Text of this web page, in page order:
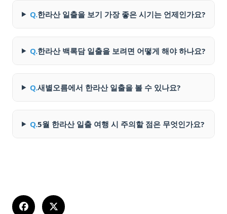
Q.한라산 일출을 보기 가장 좋은 시기는 언제인가요?
Q.한라산 백록담 일출을 보려면 어떻게 해야 하나요?
Q.새별오름에서 한라산 일출을 볼 수 있나요?
Q.5월 한라산 일출 여행 시 주의할 점은 무엇인가요?